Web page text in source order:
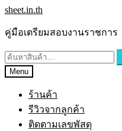
Skip
navigation
Skip
content
sheet.in.th
คู่มือเตรียมสอบงานราชการ
ค้นหา:
Menu
ร้านค้า
รีวิวจากลูกค้า
ติดตามเลขพัสดุ